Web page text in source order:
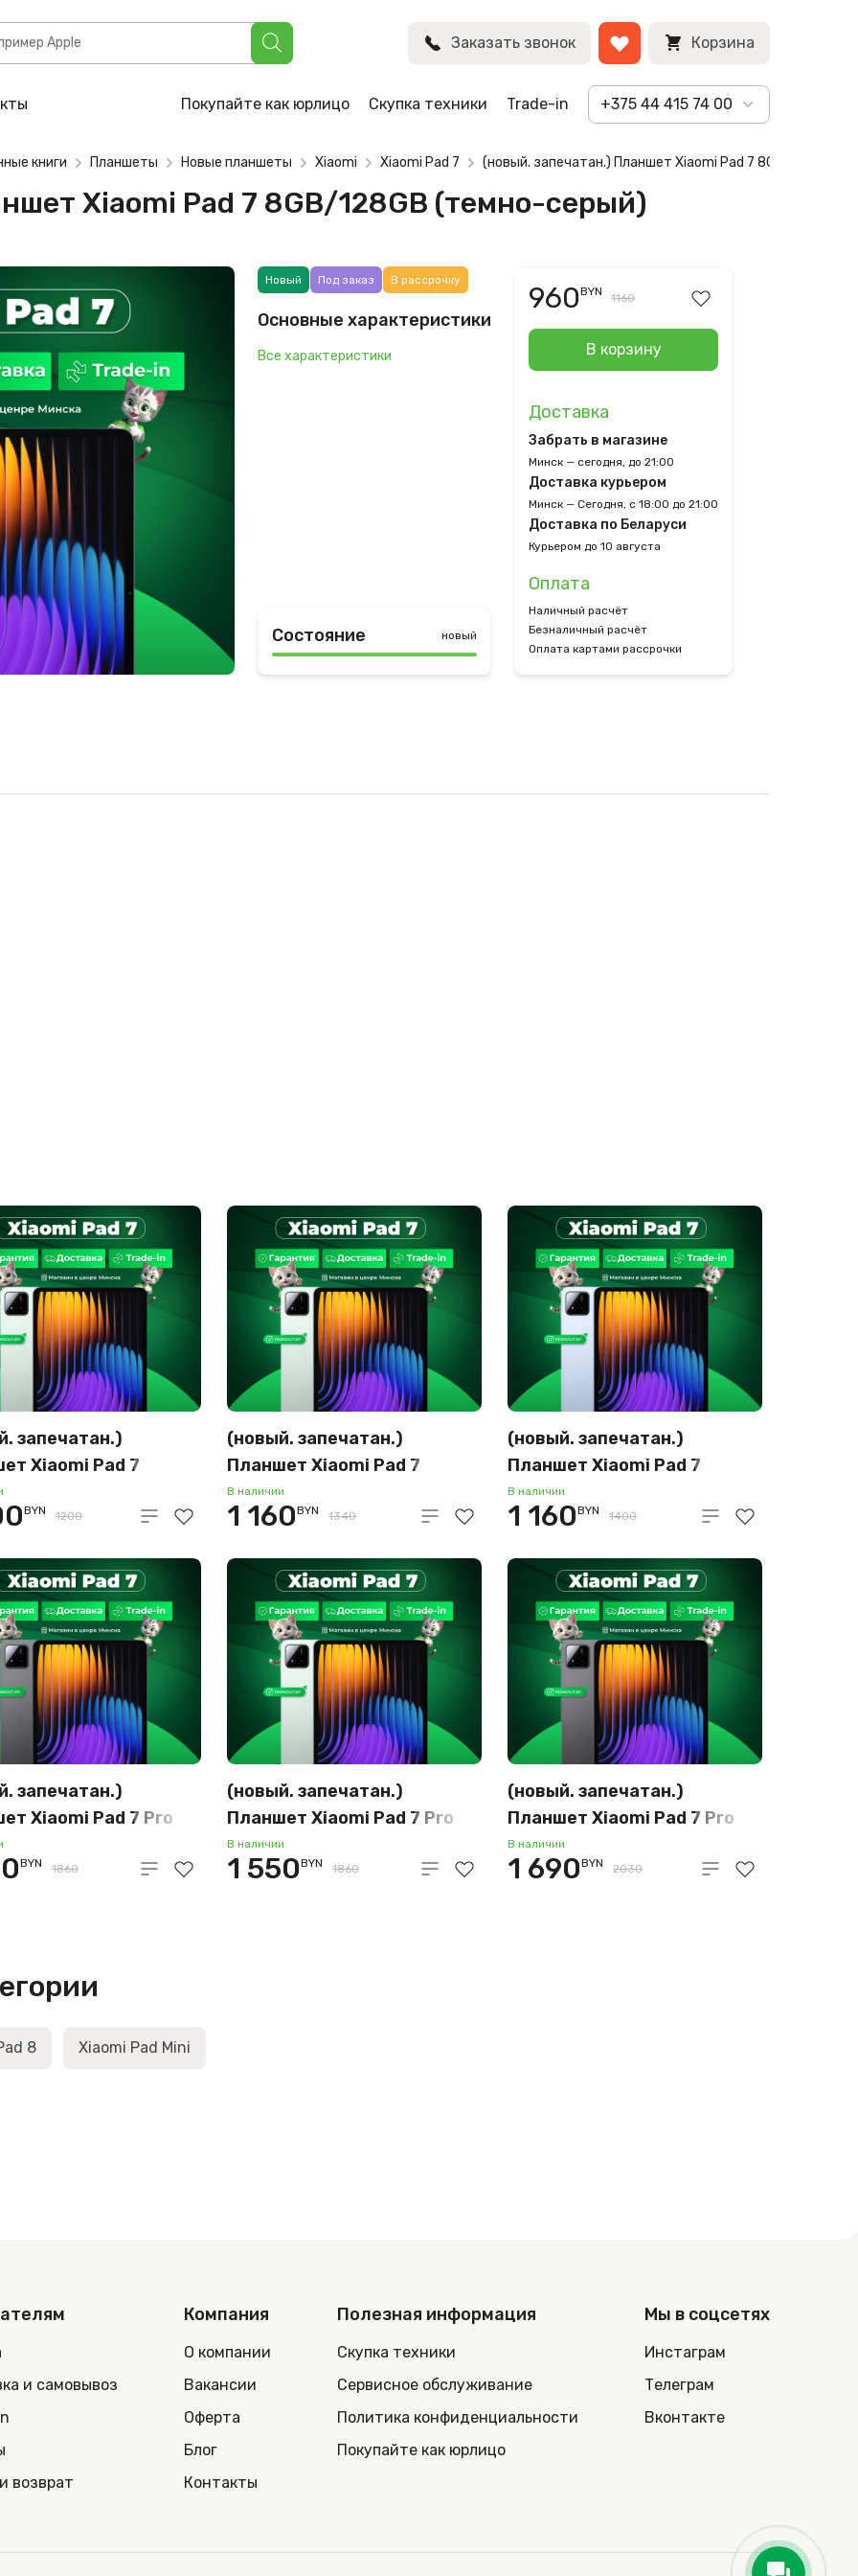
Заказать звонок Корзина
Покупайте как юрлицо Скупка техники Trade-in +375 44 415 74 00
Pad 7 8GB/128GB (темно-серый)
BYN
книги Планшеты Новые планшеты Xiaomi Xiaomi Pad 7 (новый. запечатан.) Планшет Xiaomi Pad 7 8GB/128GB
Xiaomi Pad 7 8GB/128GB (темно-серый)
Новый Под заказ В рассрочку
Основные характеристики
Все характеристики
Состояние новый
960BYN 1160
В корзину
Доставка
Забрать в магазине
Минск — сегодня, до 21:00
Доставка курьером
Минск — Сегодня, с 18:00 до 21:00
Доставка по Беларуси
Курьером до 10 августа
Оплата
Наличный расчёт
Безналичный расчёт
Оплата картами рассрочки
запечатан.)
Xiaomi Pad 7
(зелёный)
BYN 1200
(новый. запечатан.)
Планшет Xiaomi Pad 7
12GB/256GB (зелёный)
В наличии
1 160BYN 1340
(новый. запечатан.)
Планшет Xiaomi Pad 7
12GB/256GB (голубой)
В наличии
1 160BYN 1400
запечатан.)
Xiaomi Pad 7 Pro
(темно-серый)
BYN 1860
(новый. запечатан.)
Планшет Xiaomi Pad 7 Pro
12GB/256GB (зелёный)
В наличии
1 550BYN 1860
(новый. запечатан.)
Планшет Xiaomi Pad 7 Pro
12GB/512GB (темно-серый)
В наличии
1 690BYN 2030
8 Xiaomi Pad Mini
и самовывоз
возврат
Компания
О компании
Вакансии
Оферта
Блог
Контакты
Полезная информация
Скупка техники
Сервисное обслуживание
Политика конфиденциальности
Покупайте как юрлицо
Мы в соцсетях
Инстаграм
Телеграм
Вконтакте